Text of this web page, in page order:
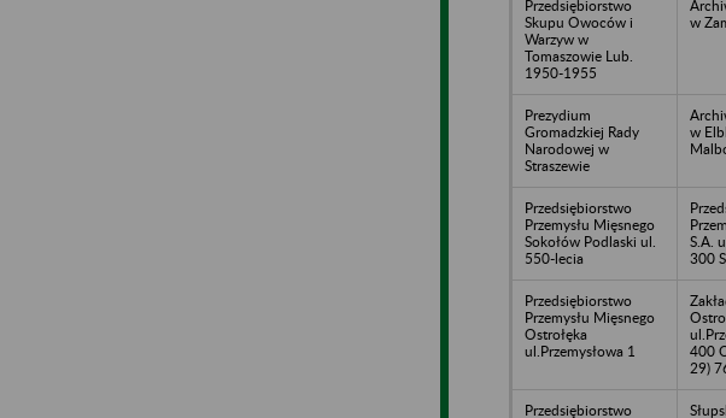
Przedsiębiorstwo
Skupu Owoców i
Warzyw w
Tomaszowie Lub.
1950-1955
w
Prezydium
Gromadzkiej Rady
Narodowej w
Straszewie
w
Przedsiębiorstwo
Przemysłu Mięsnego
Sokołów Podlaski ul.
550-lecia
S.A.
300
Przedsiębiorstwo
Przemysłu Mięsnego
Ostrołęka
ul.Przemysłowa 1
400
29)
Przedsiębiorstwo